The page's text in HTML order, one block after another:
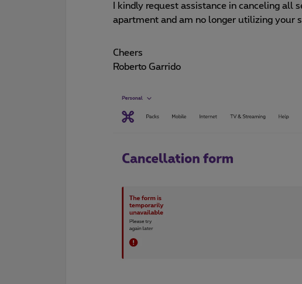
I kindly request assistance in canceling all
apartment and am no longer utilizing your
Cheers
Roberto Garrido